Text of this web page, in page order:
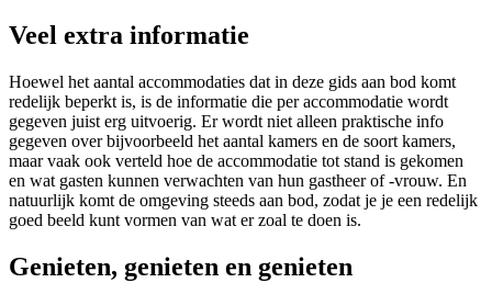
Veel extra informatie
Hoewel het aantal accommodaties dat in deze gids aan bod komt
redelijk beperkt is, is de informatie die per accommodatie wordt
gegeven juist erg uitvoerig. Er wordt niet alleen praktische info
gegeven over bijvoorbeeld het aantal kamers en de soort kamers,
maar vaak ook verteld hoe de accommodatie tot stand is gekomen
en wat gasten kunnen verwachten van hun gastheer of -vrouw. En
natuurlijk komt de omgeving steeds aan bod, zodat je je een redelijk
goed beeld kunt vormen van wat er zoal te doen is.
Genieten, genieten en genieten